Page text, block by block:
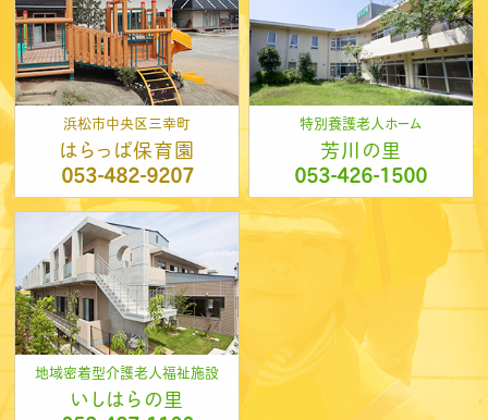
浜松市中央区三幸町
はらっぱ保育園
053-482-9207
特別養護老人ホーム
芳川の里
053-426-1500
地域密着型介護老人福祉施設
いしはらの里